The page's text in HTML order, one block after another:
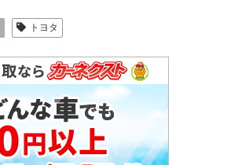
トヨタ